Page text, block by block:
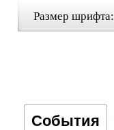
Размер шрифта:
События